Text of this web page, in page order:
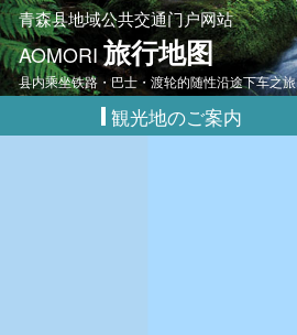
青森县地域公共交通门户网站
AOMORI旅行地图
县内乘坐铁路・巴士・渡轮的随性沿途下车之旅
観光地のご案内